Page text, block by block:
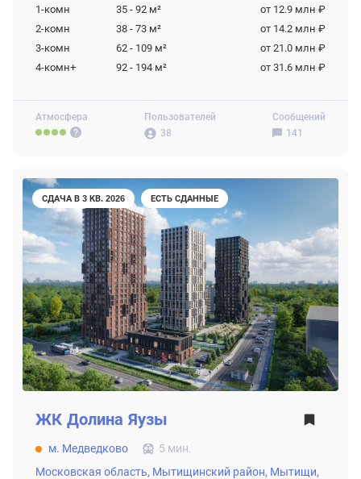
Атмосфера
Пользователей
38
Сообщений
141
1-комн
35 - 92 м²
от 12.9 млн ₽
2-комн
38 - 73 м²
от 14.2 млн ₽
3-комн
62 - 109 м²
от 21.0 млн ₽
4-комн+
92 - 194 м² от 31.6 млн ₽
СДАЧА В 3 КВ. 2026 ЕСТЬ СДАННЫЕ
ЖК Долина Яузы
м. Медведково
5 мин.
Московская область, Мытищинский район, Мытищи,